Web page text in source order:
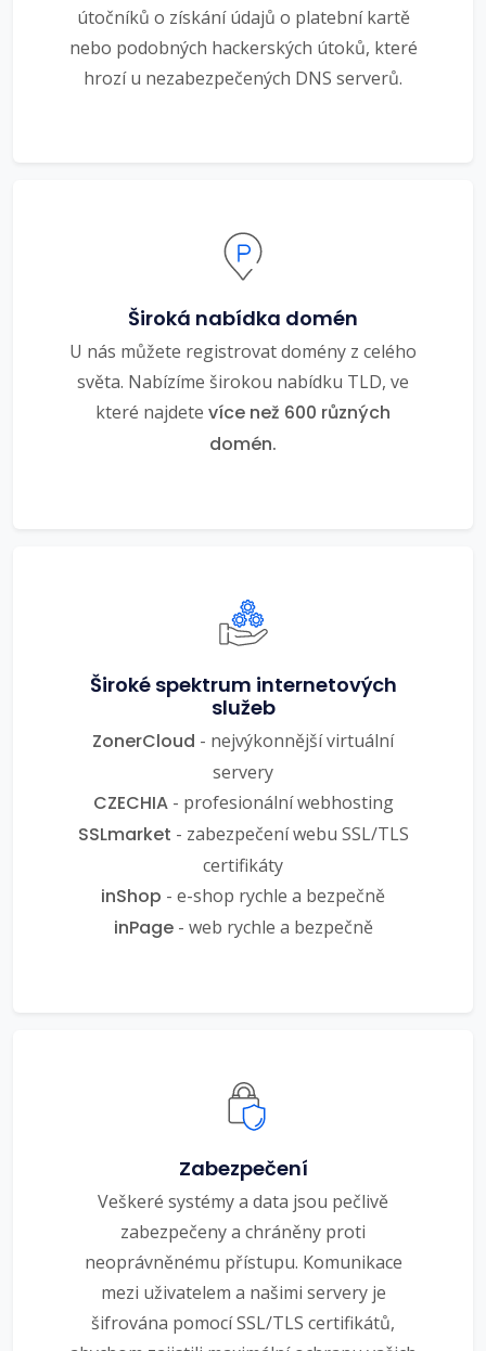
útočníků o získání údajů o platební kartě
nebo podobných hackerských útoků, které
hrozí u nezabezpečených DNS serverů.
Široká nabídka domén
U nás můžete registrovat domény z celého
světa. Nabízíme širokou nabídku TLD, ve
které najdete více než 600 různých
domén.
Široké spektrum internetových
služeb
ZonerCloud - nejvýkonnější virtuální
servery
CZECHIA- profesionální webhosting
SSLmarket - zabezpečení webu SSL/TLS
certifikáty
inShop - e-shop rychle a bezpečně
inPage- web rychle a bezpečně
Zabezpečení
Veškeré systémy a data jsou pečlivě
zabezpečeny a chráněny proti
neoprávněnému přístupu. Komunikace
mezi uživatelem a našimi servery je
šifrována pomocí SSL/TLS certifikátů,